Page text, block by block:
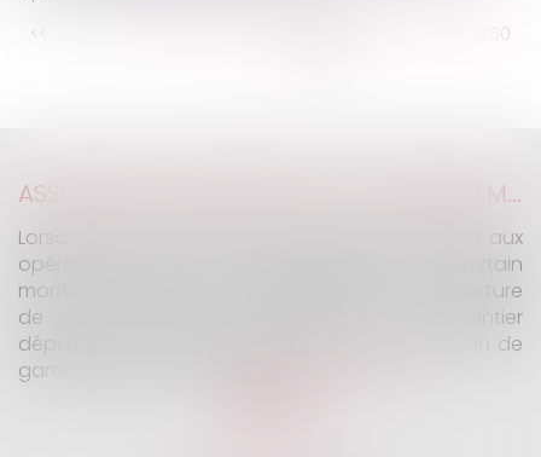
<< 250
ASSURANCE CONSTRUCTION : LE DÉPASSEMENT DU MONTANT MAXIMAL GARANTI PEUT EXCLURE TOUTE COUVERTURE
Lorsqu'un contrat d'assurance limite sa garantie aux
opérations dont le coût n'excède pas un certain
montant, l'assuré ne peut prétendre à la couverture
de son assureur s'il intervient sur un chantier
dépassant ce seuil sans avoir obtenu l'extension de
garantie prévue au contrat...